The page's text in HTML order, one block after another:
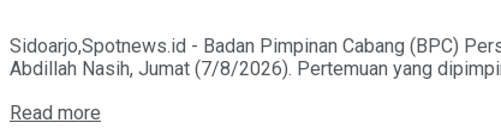
Sidoarjo,Spotnews.id - Badan Pimpinan Cabang (BPC)
Abdillah Nasih, Jumat (7/8/2026). Pertemuan yang
Read more